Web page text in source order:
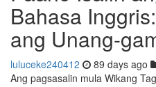
Bahasa
ang Unang-
luluceke240412 89 days ago
Ang pagsasalin mula Wikang